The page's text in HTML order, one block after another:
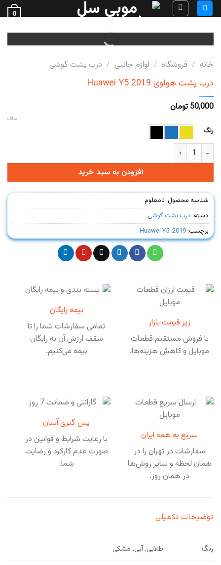
Skip
to
content
0
خانه / فروشگاه / لوازم جانبی / درب پشت گوشی
درب پشت هواوی Huawei Y5 2019
50,000 تومان
رنگ
صاف
درب پشت هواوی Huawei Y5 2019 عدد
افزودن به سبد خرید
شناسه محصول: نامعلوم
دسته: درب پشت گوشی
برچسب: Huawei Y5-2019
زیر قیمت بازار
با فروش مستقیم قطعات
موبایل و کاهش هزینه‌ها.
بیمه رایگان
تمامی سفارشات شما را تا
سقف ارزش آن به رایگان
بیمه می‌کنیم.
سریع به همه ایران
سفارشات در تهران را در
همان لحظه و سایر روش‌ها
در همان روز.
پس گیری آسان
با رعایت شرایط و قوانین در
صورت عدم کارکرد و رضایت
شما.
توضیحات تکمیلی
رنگ طلایی, آبی, مشکی